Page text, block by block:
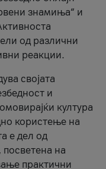
знамиња“ и
од различни
реакции.
својата
и
култура
користење на
е дел од
на
практични